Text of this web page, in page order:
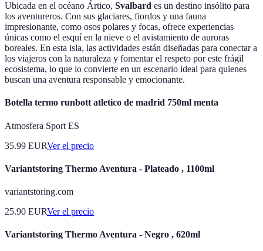
Ubicada en el océano Ártico, Svalbard es un destino insólito para
los aventureros. Con sus glaciares, fiordos y una fauna
impresionante, como osos polares y focas, ofrece experiencias
únicas como el esquí en la nieve o el avistamiento de auroras
boreales. En esta isla, las actividades están diseñadas para conectar a
los viajeros con la naturaleza y fomentar el respeto por este frágil
ecosistema, lo que lo convierte en un escenario ideal para quienes
buscan una aventura responsable y emocionante.
Botella termo runbott atletico de madrid 750ml menta
Atmosfera Sport ES
35.99 EURVer el precio
Variantstoring Thermo Aventura - Plateado , 1100ml
variantstoring.com
25.90 EURVer el precio
Variantstoring Thermo Aventura - Negro , 620ml